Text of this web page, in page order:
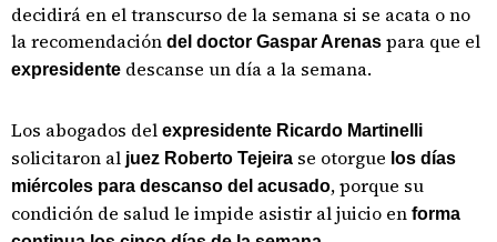
decidirá en el transcurso de la semana si se acata o no
la recomendación del doctor Gaspar Arenas para que el
expresidente descanse un día a la semana.
Los abogados del expresidente Ricardo Martinelli
solicitaron al juez Roberto Tejeira se otorgue los días
miércoles para descanso del acusado, porque su
condición de salud le impide asistir al juicio en forma